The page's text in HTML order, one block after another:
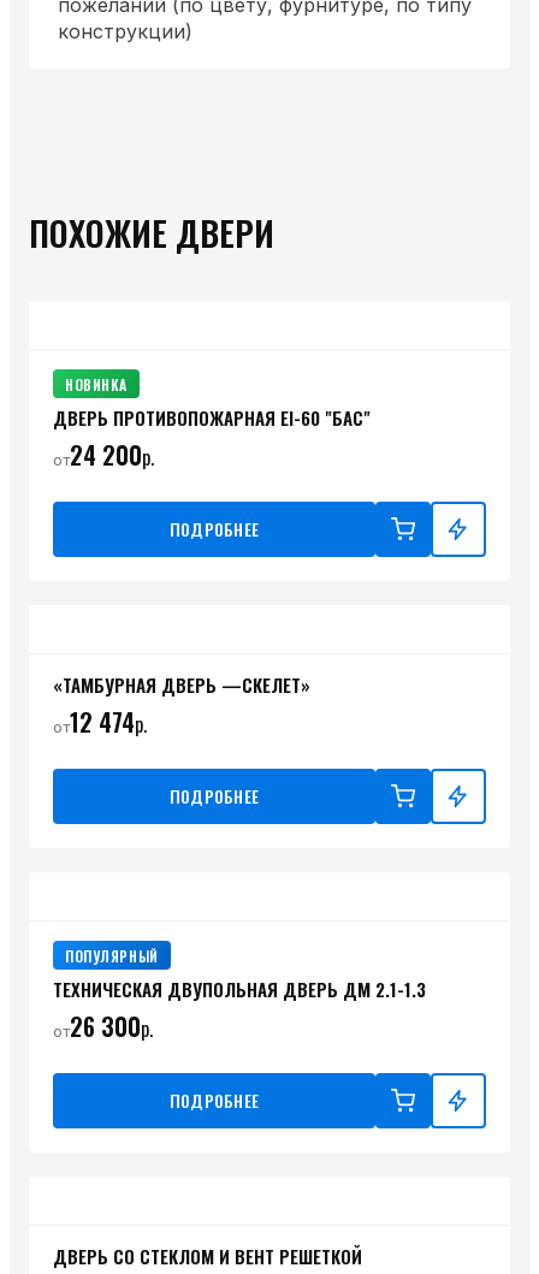
пожеланий (по цвету, фурнитуре, по типу
конструкции)
ПОХОЖИЕ ДВЕРИ
НОВИНКА
ДВЕРЬ ПРОТИВОПОЖАРНАЯ ЕI-60 "БАС"
от24 200р.
ПОДРОБНЕЕ
«ТАМБУРНАЯ ДВЕРЬ —СКЕЛЕТ»
от12 474р.
ПОДРОБНЕЕ
ПОПУЛЯРНЫЙ
ТЕХНИЧЕСКАЯ ДВУПОЛЬНАЯ ДВЕРЬ ДМ 2.1-1.3
от26 300р.
ПОДРОБНЕЕ
ДВЕРЬ СО СТЕКЛОМ И ВЕНТ РЕШЕТКОЙ